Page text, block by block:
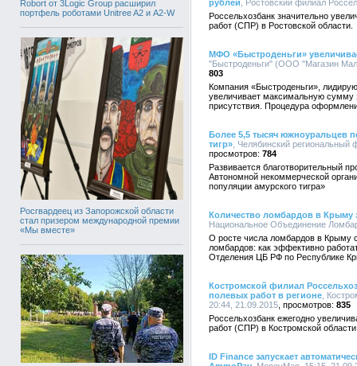
Robort от 3Logic Group расширил
портфель роботами Unitree A2 и A2-W
Росгвардеец из Запорожской области
стал призером международной премии
«Мы вместе»
рублей , Ростовский филиал
Россельхозбанк значительно
работ (СПР) в Ростовской области.
МФО «Быстроденьги»
"Быстроденьги" (ООО "Магазин
803
Компания «Быстроденьги»,
увеличивает максимальную сумму
присутствия. Процедура
Более 5,5 тысяч южноуральцев
тигр» , Челябинский
784
Развивается благотворительный
Автономной некоммерческой
популяции амурского тигра»
Количество ломбардов в Крыму
Национальное Объединение
О росте числа ломбардов в Крыму
ломбардов: как эффективно
Отделения ЦБ РФ по Республике
Костромской филиал
полевых работ в регионе ,
20:44, 21.09.2015
835
Россельхозбанк ежегодно
работ (СПР) в Костромской области
ID Finance запускает